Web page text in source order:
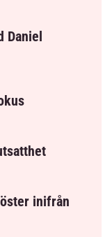
Daniel
inifrån